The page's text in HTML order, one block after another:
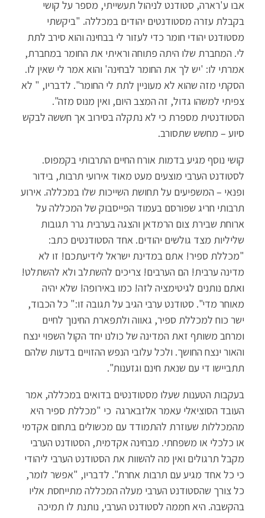
אבו ע'רארה, סטודנט לניהול תעשייתי, מספר על קושי
בקבלת עזרה מסטודנטים יהודים במכללה. "ביקשתי
מסטודנט יהודי חומר כדי לעזור לי בבחינה והוא סירב לתת
לי. המחברת שלו היתה פתוחה וראיתי את החומר במחברת,
אמרתי לו: 'יש לך את החומר לבחינה' והוא אמר לי שאין לו.
הסקתי מזה שהוא לא מעוניין לתת לי החומר". לדבריו, " לא
צפיתי למשהו גדול, זה המצב היום, ואין מנוס מזה".
הסטודנטית מספרת כי לא נתקלה בסירוב אך חששה לבקש
סיוע – מחשש שתסורב.
קושי נוסף מגיע בדמות אורח החיים התרבותי בקמפוס.
לסטודנט הערבי מוצעים מעט מאוד אירועי תרבות, בידור
ופנאי – המשפיעים על תחושת השייכות שלו במכללה. אירוע
תרבותי חריג שפורסם בעמוד הפייסבוק של המכללה על
ארוחת שבירת צום הרמדאן והצגה בערבית גרר תגובות
שליליות מצד גולשים יהודים. אחד הסטודנטים כתב:
"מכללת ספיר! אתם במדינת ישראל לידיעתכם! זו לא
מדינה ערבית! הם הערבים! צריכים להשתלב ולא להשתלט!
ואתם נותנים לגיטימציה לזה! כמו באירופה! שלא יהיה
מאוחר מדי". סטודנט ערבי הגיב על תגובה זו:" כל הכבוד,
ישר כוח למכללת ספיר, גאווה ולתפארת החינוך לחיים
ומרחב משותף זאת המדינה של כולנו יחד הקול השפוי ינצח
והאור ינצח החושך. ולכל עלובי הנפש ההזויים בדעות שלהם
תתביישו די עם שנאת חינם וגזענות".
בעקבות הטענות שעלו מסטודנטים בדואים במכללה, אמר
העובד הסוציאלי עאמר אלזבארגה כי "מכללת ספיר היא
מהמכללות שעוזרת להתמודד עם מכשולים בתחום אקדמי
או כלכלי או משפחתי. מבחינה אקדמית, הסטודנט הערבי
מקבל תרגולים ואין מה להשוות את הסטודנט הערבי ליהודי
כי כל אחד מגיע עם תרבות אחרת". לדבריו, "אפשר לומר,
כל צורך שהסטודנט הערבי מעלה המכללה מתייחסת אליו
בהקשבה. היא חממה לסטודנט הערבי, נותנת לו תמיכה